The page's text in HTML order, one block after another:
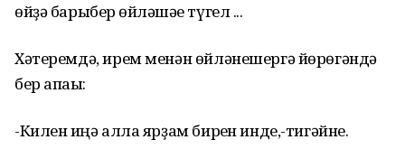
өйҙә барыбер һөйләшәһе түгел ...
Хәтеремдә, ирем менән өйләнешергә йөрөгәндә
бер апаһы:
-Килен һиңә алла ярҙам бирһен инде,-тигәйне.